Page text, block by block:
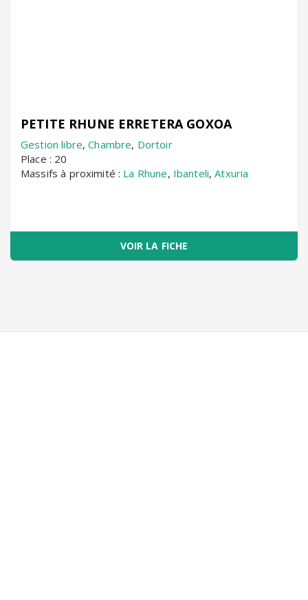
PETITE RHUNE ERRETERA GOXOA
Gestion libre,Chambre, Dortoir
Place : 20
Massifs à proximité : La Rhune, Ibanteli,Atxuria
VOIR LA FICHE